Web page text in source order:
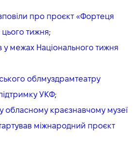
про проєкт «Фортеця
цього тижня;
у межах Національного тижня
облмуздрамтеатру
УКФ;
обласному краєзнавчому музеї
міжнародний проєкт